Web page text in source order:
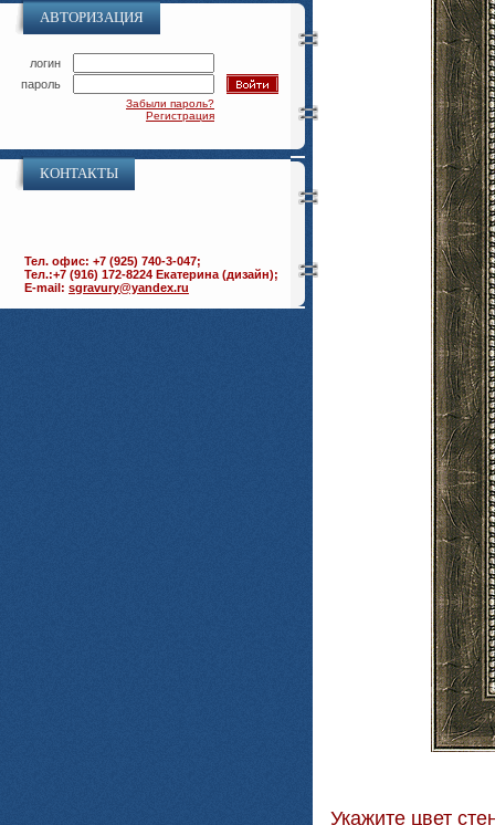
АВТОРИЗАЦИЯ
логин
пароль
Забыли пароль?
Регистрация
КОНТАКТЫ
Тел. офис: +7 (925) 740-3-047;
Тел.:+7 (916) 172-8224 Екатерина (дизайн);
E-mail: sgravury@yandex.ru
Укажите цвет